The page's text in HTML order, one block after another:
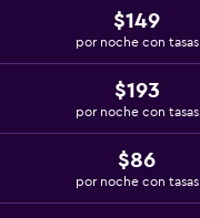
$149
por noche con tasas
$193
por noche con tasas
$86
por noche con tasas